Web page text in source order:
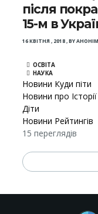
після
15-м в
16 КВІТНЯ , 2018,BY
ОСВІТА
НАУКА
Новини Куди піти
Новини про Історії
Діти
Новини Рейтингів
15 переглядів